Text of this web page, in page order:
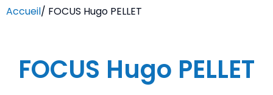
Accueil/ FOCUS Hugo PELLET
FOCUS Hugo PELLET